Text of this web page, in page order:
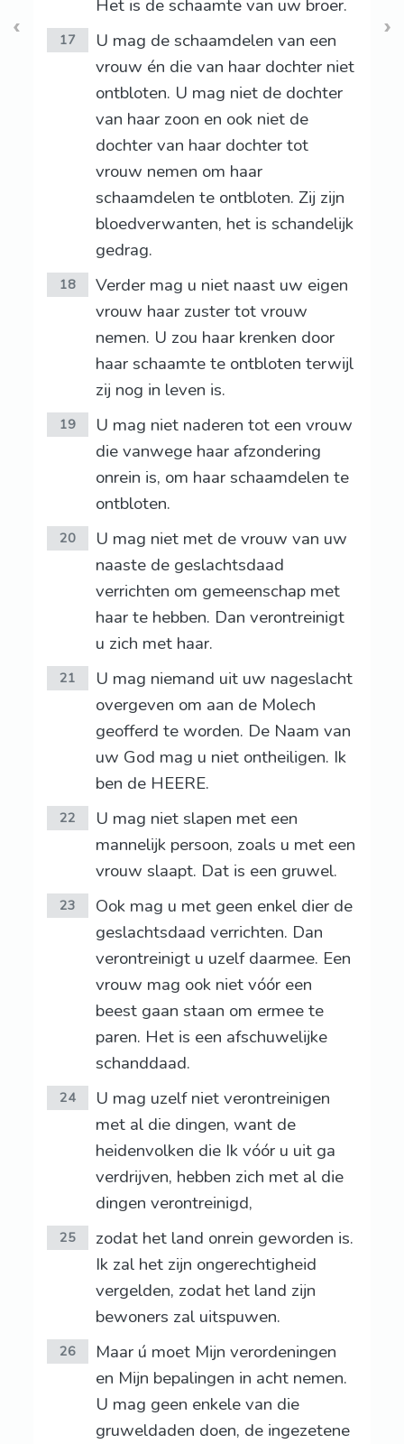
Het is de schaamte van uw broer.
17
U mag de schaamdelen van een
vrouw én die van haar dochter niet
ontbloten. U mag niet de dochter
van haar zoon en ook niet de
dochter van haar dochter tot
vrouw nemen om haar
schaamdelen te ontbloten. Zij zijn
bloedverwanten, het is schandelijk
gedrag.
18
Verder mag u niet naast uw eigen
vrouw haar zuster tot vrouw
nemen. U zou haar krenken door
haar schaamte te ontbloten terwijl
zij nog in leven is.
19
U mag niet naderen tot een vrouw
die vanwege haar afzondering
onrein is, om haar schaamdelen te
ontbloten.
20
U mag niet met de vrouw van uw
naaste de geslachtsdaad
verrichten om gemeenschap met
haar te hebben. Dan verontreinigt
u zich met haar.
21
U mag niemand uit uw nageslacht
overgeven om aan de Molech
geofferd te worden. De Naam van
uw God mag u niet ontheiligen. Ik
ben de HEERE.
22
U mag niet slapen met een
mannelijk persoon, zoals u met een
vrouw slaapt. Dat is een gruwel.
23
Ook mag u met geen enkel dier de
geslachtsdaad verrichten. Dan
verontreinigt u uzelf daarmee. Een
vrouw mag ook niet vóór een
beest gaan staan om ermee te
paren. Het is een afschuwelijke
schanddaad.
24
U mag uzelf niet verontreinigen
met al die dingen, want de
heidenvolken die Ik vóór u uit ga
verdrijven, hebben zich met al die
dingen verontreinigd,
25
zodat het land onrein geworden is.
Ik zal het zijn ongerechtigheid
vergelden, zodat het land zijn
bewoners zal uitspuwen.
26
Maar ú moet Mijn verordeningen
en Mijn bepalingen in acht nemen.
U mag geen enkele van die
gruweldaden doen, de ingezetene